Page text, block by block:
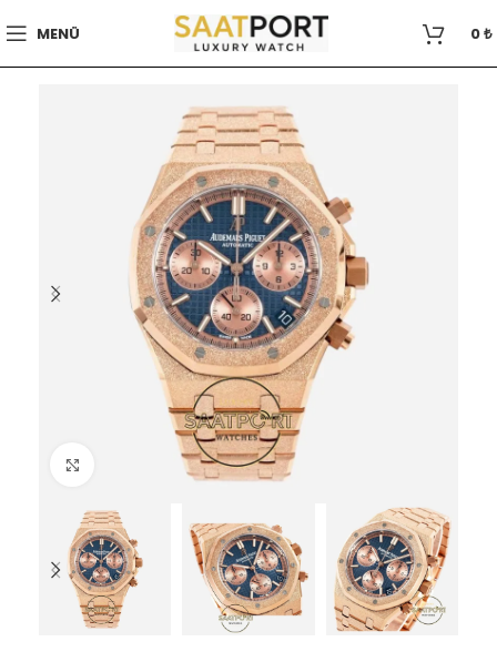
MENÜ 0₺
Büyütmek için tıklayın